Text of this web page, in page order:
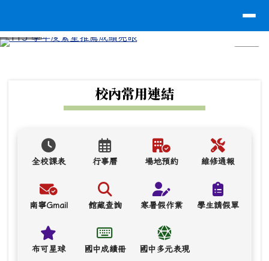
校內常用連結
全校課表 行事曆 場地預約 維修通報
南寧Gmail 館藏查詢 寒暑假作業 學生請假單
布可星球 國中成績冊 國中多元表現